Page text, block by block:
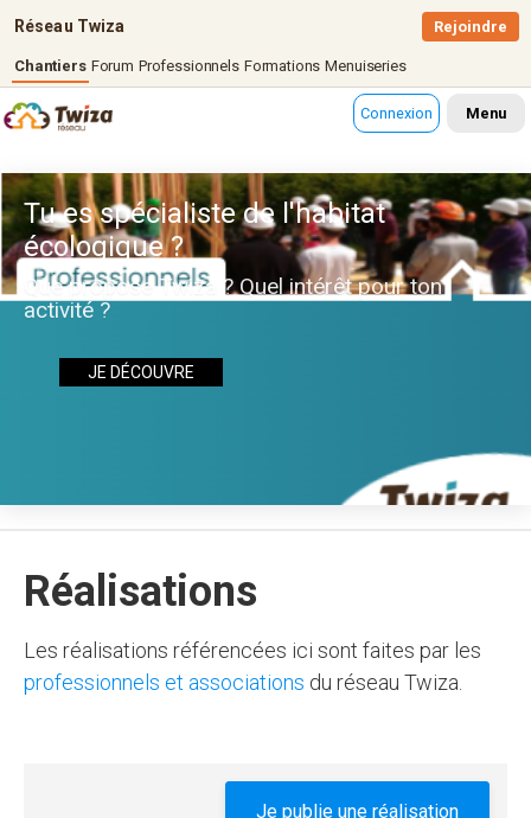
Réseau Twiza
Chantiers Forum Professionnels Formations Menuiseries
Rejoindre
Connexion Menu
Tu es spécialiste de l'habitat
écologique ?
Que propose Twiza ? Quel intérêt pour ton
activité ?
JE DÉCOUVRE
Réalisations
Les réalisations référencées ici sont faites par les
professionnels et associations du réseau Twiza.
Je publie une réalisation